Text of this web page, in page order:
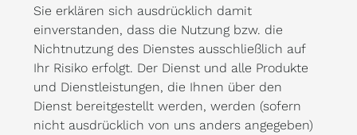
Sie erklären sich ausdrücklich damit
einverstanden, dass die Nutzung bzw. die
Nichtnutzung des Dienstes ausschließlich auf
Ihr Risiko erfolgt. Der Dienst und alle Produkte
und Dienstleistungen, die Ihnen über den
Dienst bereitgestellt werden, werden (sofern
nicht ausdrücklich von uns anders angegeben)